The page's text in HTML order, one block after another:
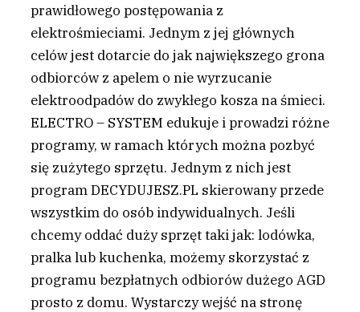
prawidłowego postępowania z
elektrośmieciami. Jednym z jej głównych
celów jest dotarcie do jak największego grona
odbiorców z apelem o nie wyrzucanie
elektroodpadów do zwykłego kosza na śmieci.
ELECTRO – SYSTEM edukuje i prowadzi różne
programy, w ramach których można pozbyć
się zużytego sprzętu. Jednym z nich jest
program DECYDUJESZ.PL skierowany przede
wszystkim do osób indywidualnych. Jeśli
chcemy oddać duży sprzęt taki jak: lodówka,
pralka lub kuchenka, możemy skorzystać z
programu bezpłatnych odbiorów dużego AGD
prosto z domu. Wystarczy wejść na stronę